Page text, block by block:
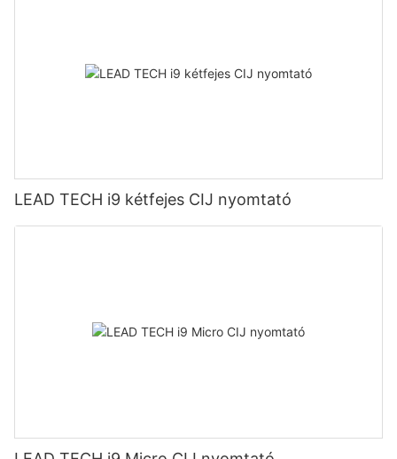
LEAD TECH i9 kétfejes CIJ nyomtató